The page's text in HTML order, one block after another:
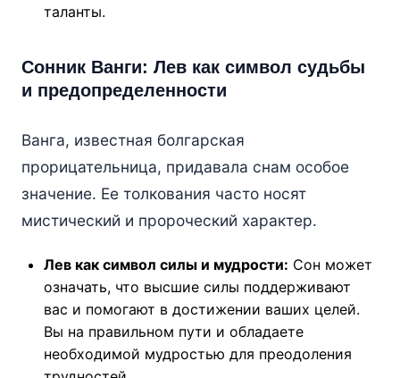
таланты.
Сонник Ванги: Лев как символ судьбы
и предопределенности
Ванга, известная болгарская
прорицательница, придавала снам особое
значение. Ее толкования часто носят
мистический и пророческий характер.
Лев как символ силы и мудрости: Сон может
означать, что высшие силы поддерживают
вас и помогают в достижении ваших целей.
Вы на правильном пути и обладаете
необходимой мудростью для преодоления